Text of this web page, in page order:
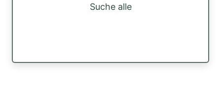
Suche alle